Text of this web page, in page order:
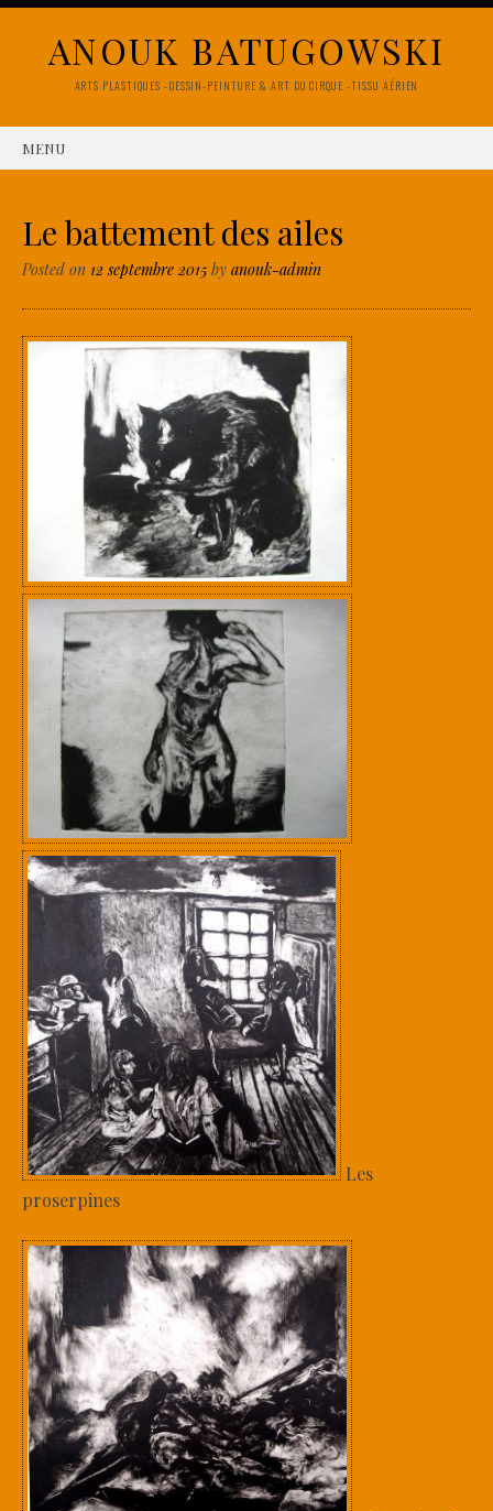
ANOUK BATUGOWSKI
ARTS PLASTIQUES -DESSIN-PEINTURE & ART DU CIRQUE -TISSU AÉRIEN
MENU
Le battement des ailes
Posted on 12 septembre 2015 by anouk-admin
Les
proserpines